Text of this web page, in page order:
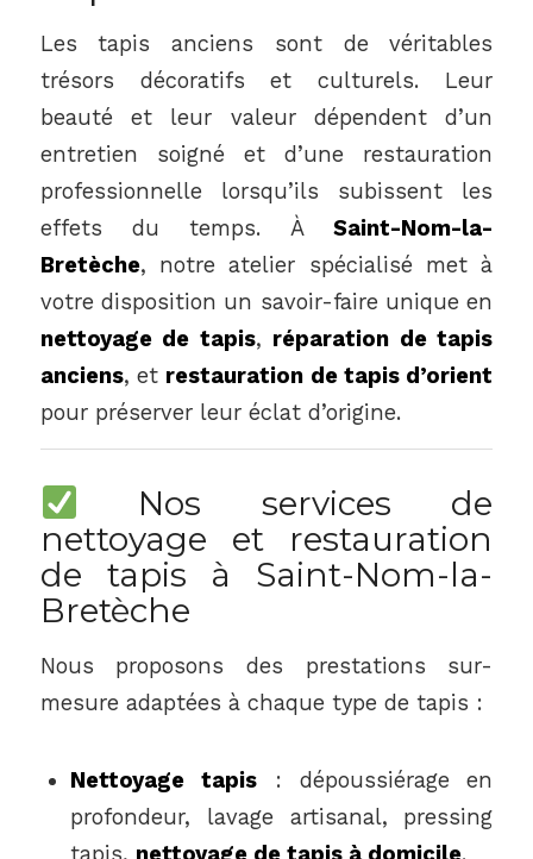
Les tapis anciens sont de véritables
trésors décoratifs et culturels. Leur
beauté et leur valeur dépendent d’un
entretien soigné et d’une restauration
professionnelle lorsqu’ils subissent les
effets du temps. ÀSaint-Nom-la-
Bretèche, notre atelier spécialisé met à
votre disposition un savoir-faire unique en
nettoyage de tapis, réparation de tapis
anciens, et restauration de tapis d’orient
pour préserver leur éclat d’origine.
Nos services de
nettoyage et restauration
de tapis à Saint-Nom-la-
Bretèche
Nous proposons des prestations sur-
mesure adaptées à chaque type de tapis :
Nettoyage tapis: dépoussiérage en
profondeur, lavage artisanal, pressing